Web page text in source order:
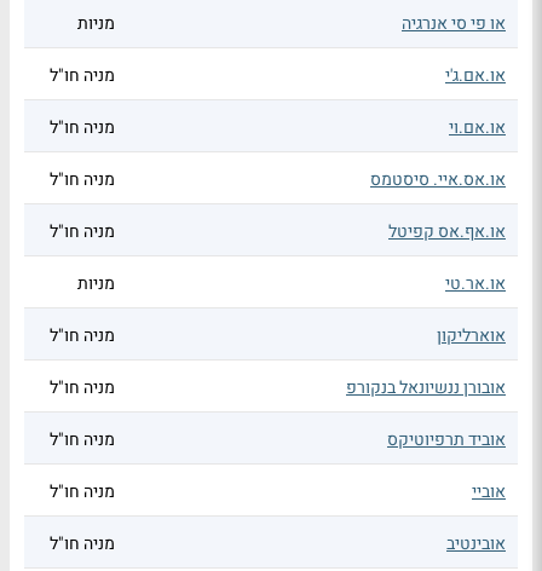
או פי סי אנרגיה מניות
או.אם.ג'י מניה חו"ל
או.אם.וי מניה חו"ל
או.אס.איי. סיסטמס מניה חו"ל
או.אף.אס קפיטל מניה חו"ל
או.אר.טי מניות
אוארליקון מניה חו"ל
אובורן ננשיונאל בנקורפ מניה חו"ל
אוביד תרפיוטיקס מניה חו"ל
אוביי מניה חו"ל
אובינטיב מניה חו"ל